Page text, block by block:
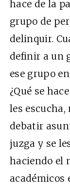
hace de la
grupo de
delinquir.
definir a un
ese grupo
¿Qué se
les
debatir
juzga y se
haciendo el
académicos